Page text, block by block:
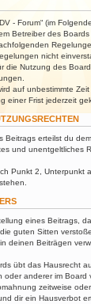
- Forum“ (im
Betreiber des
nicht
die Nutzung des
auf unbestimmte
einer Frist jederzeit
Beitrags erteilst du
und unentgeltliches
Punkt 2, Unterpunkt
eines Beitrags,
guten Sitten
deinen Beiträgen
übt das Hausrecht
oder anderer im
zeitweise
dir ein Hausverbot